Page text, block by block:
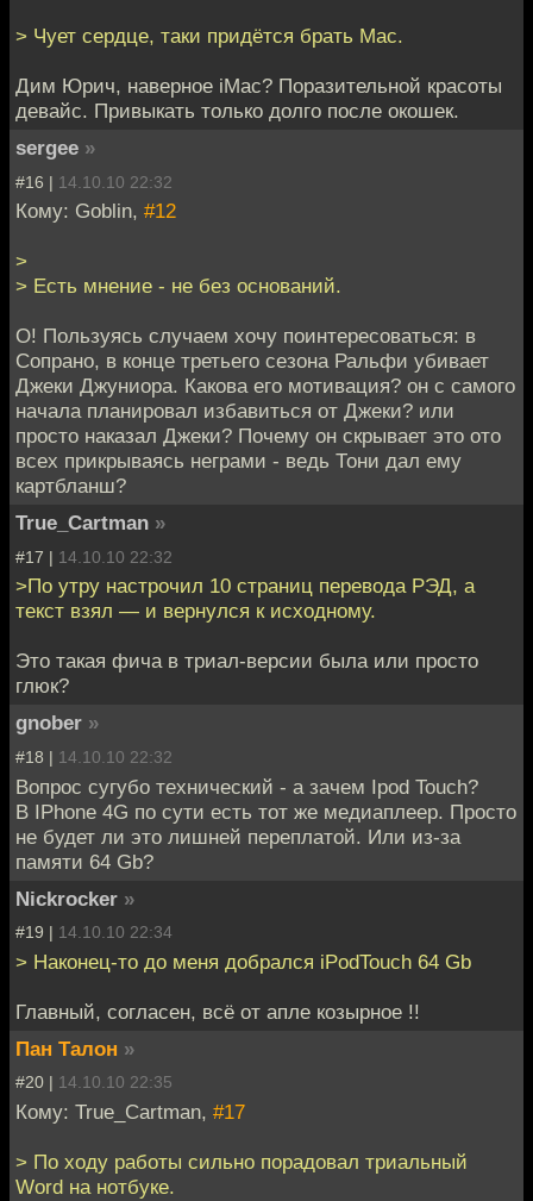
> Чует сердце, таки придётся брать Mac.
Дим Юрич, наверное iMac? Поразительной красоты
девайс. Привыкать только долго после окошек.
sergee »
#16 | 14.10.10 22:32
Кому: Goblin, #12
>
> Есть мнение - не без оснований.
О! Пользуясь случаем хочу поинтересоваться: в
Сопрано, в конце третьего сезона Ральфи убивает
Джеки Джуниора. Какова его мотивация? он с самого
начала планировал избавиться от Джеки? или
просто наказал Джеки? Почему он скрывает это ото
всех прикрываясь неграми - ведь Тони дал ему
картбланш?
True_Cartman »
#17 | 14.10.10 22:32
>По утру настрочил 10 страниц перевода РЭД, а
текст взял — и вернулся к исходному.
Это такая фича в триал-версии была или просто
глюк?
gnober »
#18 | 14.10.10 22:32
Вопрос сугубо технический - а зачем Ipod Touch?
В IPhone 4G по сути есть тот же медиаплеер. Просто
не будет ли это лишней переплатой. Или из-за
памяти 64 Gb?
Nickrocker »
#19 | 14.10.10 22:34
> Наконец-то до меня добрался iPodTouch 64 Gb
Главный, согласен, всё от апле козырное !!
Пан Талон »
#20 | 14.10.10 22:35
Кому: True_Cartman, #17
> По ходу работы сильно порадовал триальный
Word на нотбуке.